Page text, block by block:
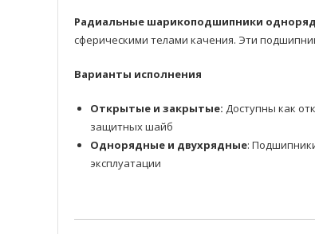
Радиальные шарикоподшипники
сферическими телами качения. Эти
Варианты исполнения
Открытые и закрытые: Доступны как
защитных шайб
Однорядные и двухрядные:
эксплуатации